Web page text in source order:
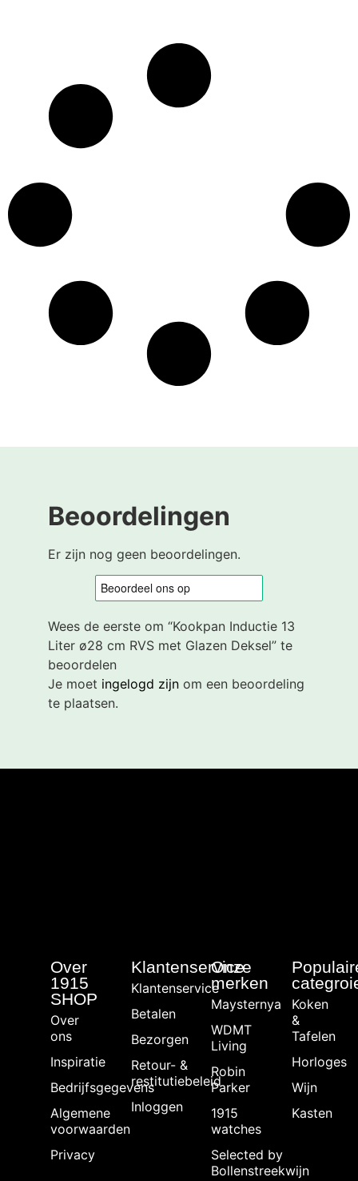
Beoordelingen
Er zijn nog geen beoordelingen.
Wees de eerste om “Kookpan Inductie 13
Liter ø28 cm RVS met Glazen Deksel” te
beoordelen
Je moet ingelogd zijn om een beoordeling
te plaatsen.
Over
1915
SHOP
Over
ons
Inspiratie
Bedrijfsgegevens
Algemene
voorwaarden
Privacy
Klantenservice
Klantenservice
Betalen
Bezorgen
Retour- &
restitutiebeleid
Inloggen
Onze
merken
Maysternya
WDMT
Living
Robin
Parker
1915
watches
Selected by
Bollenstreekwijn
Koken
&
Tafelen
Horloges
Wijn
Kasten